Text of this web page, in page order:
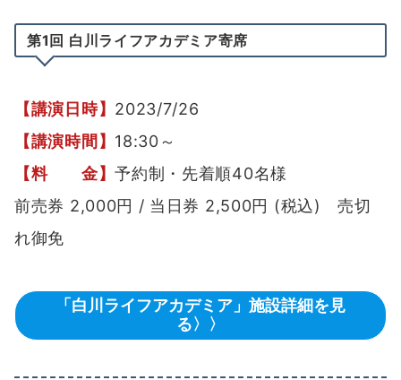
第1回 白川ライフアカデミア寄席
【講演日時】 2023/7/26
【講演時間】 18:30～
【料 金】予約制・先着順40名様
前売券 2,000円 / 当日券 2,500円 (税込) 売切
れ御免
「白川ライフアカデミア」施設詳細を見
る〉〉